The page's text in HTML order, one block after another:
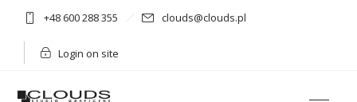
+48 600 288 355 clouds@clouds.pl
Login on site